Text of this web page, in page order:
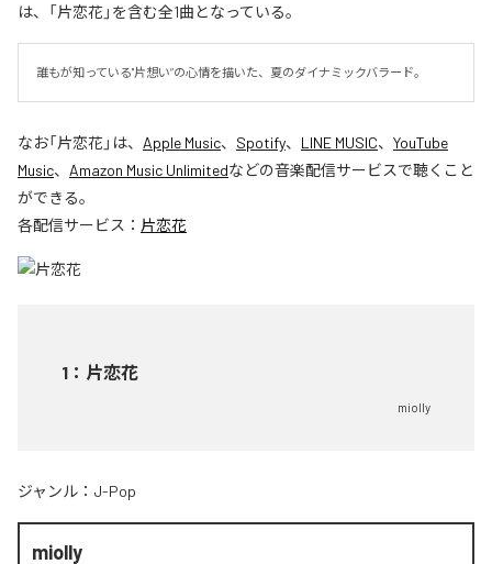
は、「片恋花」を含む全1曲となっている。
誰もが知っている"片想い”の心情を描いた、夏のダイナミックバラード。
なお「片恋花」は、 Apple Music、 Spotify、 LINE MUSIC、 YouTube
Music、 Amazon Music Unlimitedなどの音楽配信サービスで聴くこと
ができる。
各配信サービス： 片恋花
1 ： 片恋花
miolly
ジャンル： J-Pop
miolly